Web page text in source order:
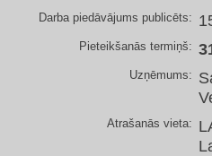
Darba piedāvājums publicēts:
Pieteikšanās termiņš:
Uzņēmums:
Atrašanās vieta: